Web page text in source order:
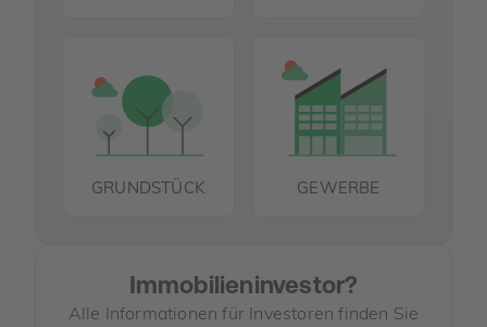
GRUNDSTÜCK GEWERBE
Immobilieninvestor?
Alle Informationen für Investoren finden Sie